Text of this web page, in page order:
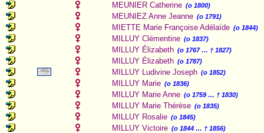
MEUNIER Catherine (o 1800)
MEUNIEZ Anne Jeanne (o 1791)
MIETTE Marie Françoise Adélaïde (o 1844)
MILLUY Clémentine (o 1837)
MILLUY Élizabeth (o 1767 … † 1827)
MILLUY Élizabeth (o 1787)
MILLUY Ludivine Joseph (o 1852)
MILLUY Marie (o 1836)
MILLUY Marie Anne (o 1759 … † 1830)
MILLUY Marie Thérèse (o 1835)
MILLUY Rosalie (o 1845)
MILLUY Victoire (o 1844 … † 1856)